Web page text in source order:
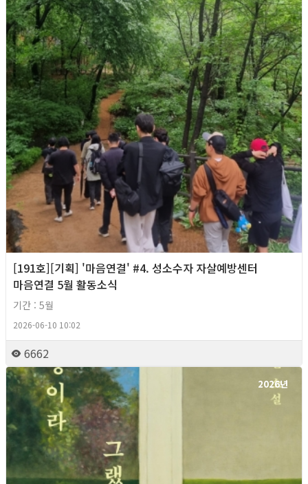
[191호][기획] '마음연결' #4. 성소수자 자살예방센터
마음연결 5월 활동소식
기간 : 5월
2026-06-10 10:02
6662
2026년